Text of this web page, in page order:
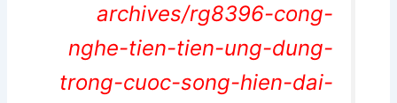
archives/rg8396-cong-
nghe-tien-tien-ung-dung-
trong-cuoc-song-hien-dai-